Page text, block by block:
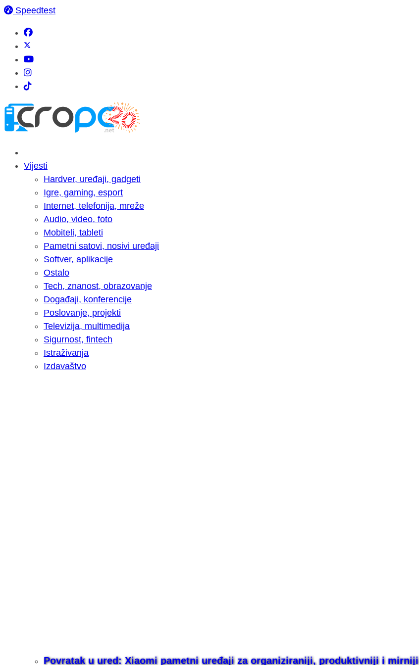
Speedtest
Vijesti
Hardver, uređaji, gadgeti
Igre, gaming, esport
Internet, telefonija, mreže
Audio, video, foto
Mobiteli, tableti
Pametni satovi, nosivi uređaji
Softver, aplikacije
Ostalo
Tech, znanost, obrazovanje
Događaji, konferencije
Poslovanje, projekti
Televizija, multimedija
Sigurnost, fintech
Istraživanja
Izdavaštvo
Povratak u ured: Xiaomi pametni uređaji za organiziraniji, produktivniji i mirniji